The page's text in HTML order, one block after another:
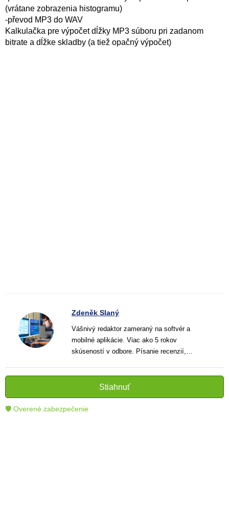
(vrátane zobrazenia histogramu)
-převod MP3 do WAV
Kalkulačka pre výpočet dĺžky MP3 súboru pri zadanom
bitrate a dĺžke skladby (a tiež opačný výpočet)
Zdeněk Slaný
Vášnivý redaktor zameraný na softvér a
mobilné aplikácie. Viac ako 5 rokov
skúseností v odbore. Písanie recenzií,
informatívnych textov, ktoré pomáhajú
čitateľom lepšie porozumieť a využiť moderné
technológie.
Stiahnuť
🛡 Overené zabezpečenie